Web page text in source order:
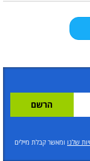
שלנו ומאשר קבלת מיילים